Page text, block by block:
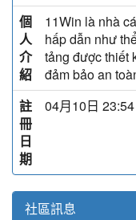
個
人
介
紹
11Win là nhà
hấp dẫn như
tảng được thiết
đảm bảo an
註
冊
日
期
04月10日 23:54
社區訊息